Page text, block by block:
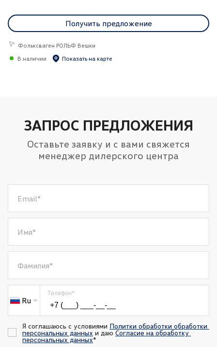
Получить предложение
Фольксваген РОЛЬФ Вешки
В наличии
Показать на карте
ЗАПРОС ПРЕДЛОЖЕНИЯ
Оставьте заявку и с вами свяжется
менеджер дилерского центра
Email*
Имя*
Фамилия*
Ru
Телефон*
Я соглашаюсь с условиями Политки обработки обработки
персональных данных и даю Согласие на обработку
персональных данных*